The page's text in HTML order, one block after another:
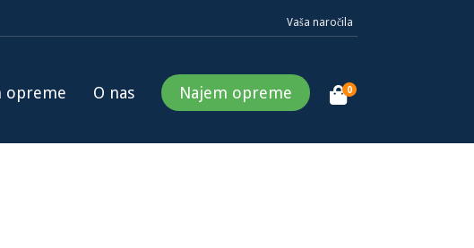
Vaša naročila
opreme O nas Najem opreme 0